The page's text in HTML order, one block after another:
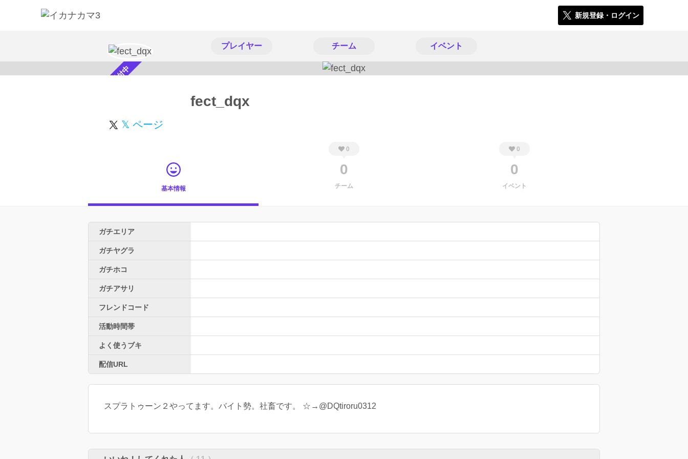
新規登録・ログイン
プレイヤー チーム イベント
スカウト受付中 fect_dqx
𝕏 ページ
基本情報
0
0
チーム
0
0
イベント
ガチエリア
ガチヤグラ
ガチホコ
ガチアサリ
フレンドコード
活動時間帯
よく使うブキ
配信URL
スプラトゥーン２やってます。バイト勢。社畜です。 ☆→@DQtiroru0312